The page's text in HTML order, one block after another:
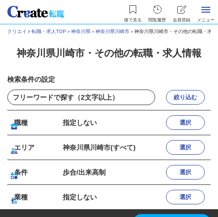
後で見る 閲覧履歴 会員登録 メニュー
クリエイト転職・求人TOP ＞神奈川県＞神奈川県川崎市＞神奈川県川崎市・その他の転職・求人
神奈川県川崎市・その他の転職・求人情報
検索条件の設定
絞り込む
職種 指定しない 選択
エリア 神奈川県川崎市(すべて) 選択
条件 歩合/出来高制 選択
業種 指定しない 選択